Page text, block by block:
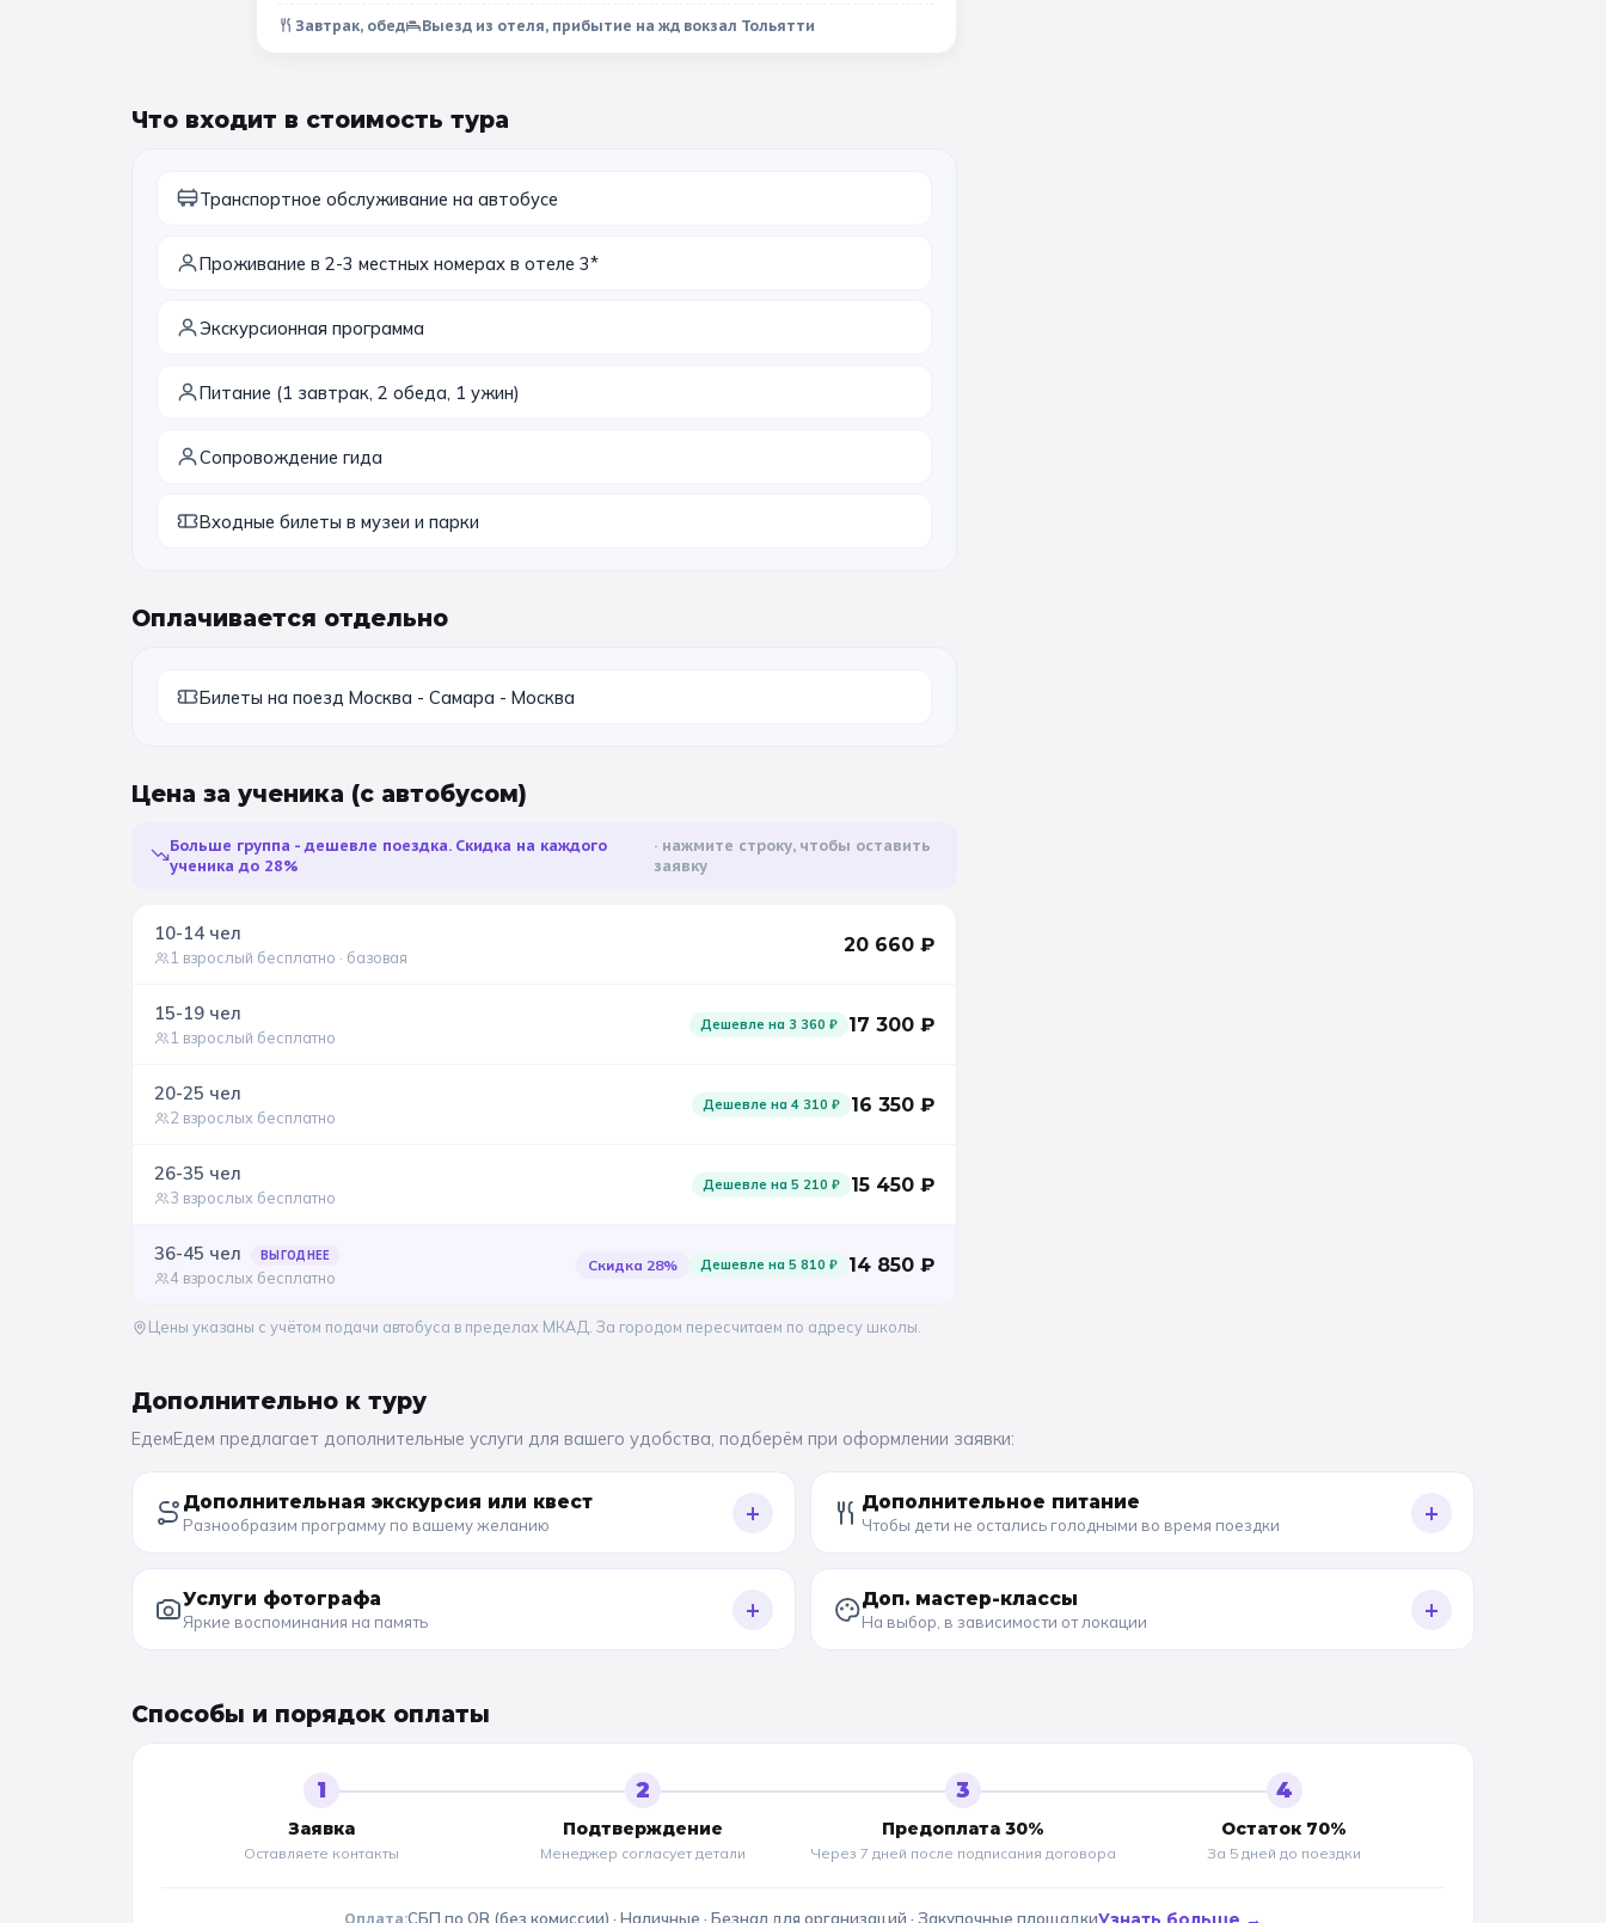
Завтрак, обед Выезд из отеля, прибытие на жд вокзал Тольятти
Что входит в стоимость тура
Транспортное обслуживание на автобусе
Проживание в 2-3 местных номерах в отеле 3*
Экскурсионная программа
Питание (1 завтрак, 2 обеда, 1 ужин)
Сопровождение гида
Входные билеты в музеи и парки
Оплачивается отдельно
Билеты на поезд Москва - Самара - Москва
Цена за ученика (с автобусом)
Больше группа - дешевле поездка. Скидка на каждого
ученика до 28%
нажмите строку, чтобы оставить
заявку
10-14 чел
1 взрослый бесплатно · базовая
20 660 ₽
15-19 чел
1 взрослый бесплатно
Дешевле на 3 360 ₽ 17 300 ₽
20-25 чел
2 взрослых бесплатно
Дешевле на4 310 ₽ 16 350 ₽
26-35 чел
3 взрослых бесплатно
Дешевле на5 210 ₽ 15 450 ₽
36-45 чел ВЫГОДНЕЕ
4 взрослых бесплатно
Скидка 28% Дешевле на5 810 ₽ 14 850 ₽
Цены указаны с учётом подачи автобуса в пределах МКАД. За городом пересчитаем по адресу школы.
Дополнительно к туру
ЕдемЕдем предлагает дополнительные услуги для вашего удобства, подберём при оформлении заявки:
Дополнительная экскурсия или квест
Разнообразим программу по вашему желанию + Дополнительное питание
Чтобы дети не остались голодными во время поездки +
Услуги фотографа
Яркие воспоминания на память + Доп. мастер-классы
На выбор, в зависимости от локации +
Способы и порядок оплаты
1
Заявка
Оставляете контакты
2
Подтверждение
Менеджер согласует детали
3
Предоплата 30%
Через 7 дней после подписания договора
4
Остаток 70%
За 5 дней до поездки
СБП по QR (без комиссии) · Наличные · Безнал для организаций · Закупочные площадки